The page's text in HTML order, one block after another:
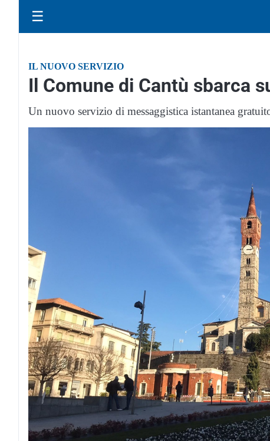
☰
IL NUOVO SERVIZIO
Il Comune di Cantù sbarca
Un nuovo servizio di messaggistica istantanea